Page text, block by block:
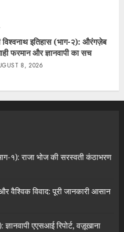
विश्वनाथ इतिहास (भाग-२): औरंगज़ेब
फरमान और ज्ञानवापी का सच
8, 2026
१): राजा भोज की सरस्वती कंठाभरण
विवाद: पूरी जानकारी आसान
एएसआई रिपोर्ट, वज़ूखाना